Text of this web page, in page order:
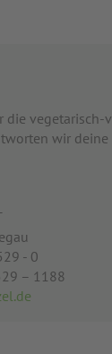
die vegetarisch-
wir deine
- 0
– 1188